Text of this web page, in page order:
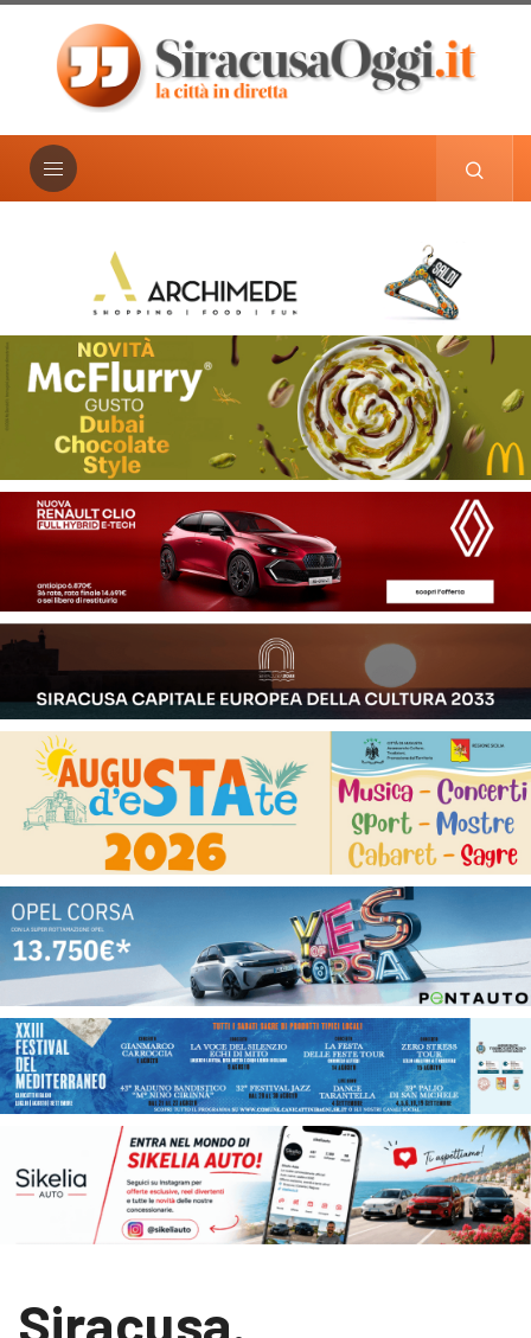
Siracusa.